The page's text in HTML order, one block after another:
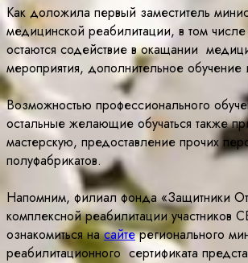
Как доложила первый заместитель
медицинской реабилитации, в том
остаются содействие в окащании
мероприятия, дополнительное
Возможностью профессионального
остальные желающие обучаться также
мастерскую, предоставление прочих
полуфабрикатов.
Напомним, филиал фонда «Защитники
комплексной реабилитации участников
ознакомиться насайтерегионального
реабилитационного сертификата